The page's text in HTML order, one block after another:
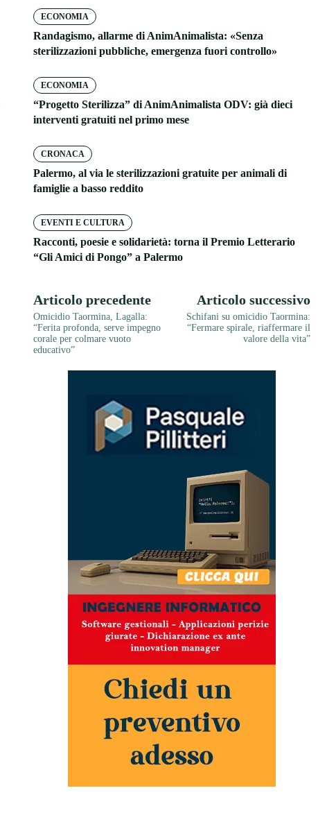
ECONOMIA
Randagismo, allarme di AnimAnimalista: «Senza
sterilizzazioni pubbliche, emergenza fuori controllo»
ECONOMIA
“Progetto Sterilizza” di AnimAnimalista ODV: già dieci
interventi gratuiti nel primo mese
CRONACA
Palermo, al via le sterilizzazioni gratuite per animali di
famiglie a basso reddito
EVENTI E CULTURA
Racconti, poesie e solidarietà: torna il Premio Letterario
“Gli Amici di Pongo” a Palermo
Articolo precedente
Omicidio Taormina, Lagalla:
“Ferita profonda, serve impegno
corale per colmare vuoto
educativo”
Articolo successivo
Schifani su omicidio Taormina:
“Fermare spirale, riaffermare il
valore della vita”